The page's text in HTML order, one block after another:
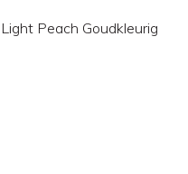
Peach Goudkleurig